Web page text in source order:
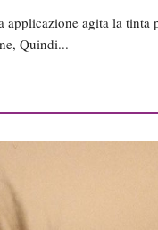
applicazione agita la tinta
Quindi...